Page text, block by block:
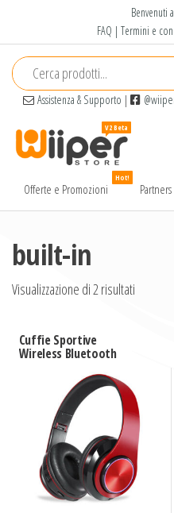
contenuto
Benvenuti
FAQ | Termini e
Assistenza & Supporto |
alta
Offerte e Promozioni
Hot!
Partners
built-in
Visualizzazione di 2 risultati
Cuffie Sportive
Wireless Bluetooth